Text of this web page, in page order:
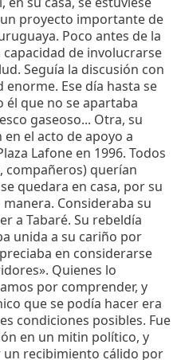
proyecto importante de
Poco antes de la
de involucrarse
Seguía la discusión con
enorme. Ese día hasta se
que no se apartaba
gaseoso... Otra, su
el acto de apoyo a
Lafone en 1996. Todos
compañeros) querían
quedara en casa, por su
Consideraba su
a Tabaré. Su rebeldía
unida a su cariño por
en considerarse
Quienes lo
por comprender, y
que se podía hacer era
condiciones posibles. Fue
en un mitin político, y
recibimiento cálido por